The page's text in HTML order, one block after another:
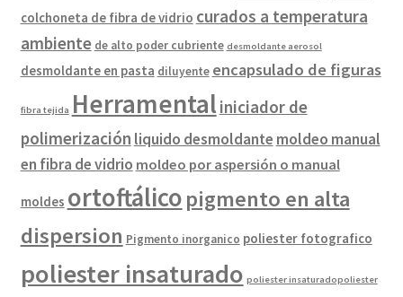
colchoneta de fibra de vidrio curados a temperatura
ambiente de alto poder cubriente desmoldante aerosol
desmoldante en pasta diluyente encapsulado de figuras
fibra tejida Herramental iniciador de
polimerización liquido desmoldante moldeo manual
en fibra de vidrio moldeo por aspersión o manual
moldes ortoftálicopigmento en alta
dispersion Pigmento inorganico poliester fotografico
poliester insaturado poliester insaturadopoliester